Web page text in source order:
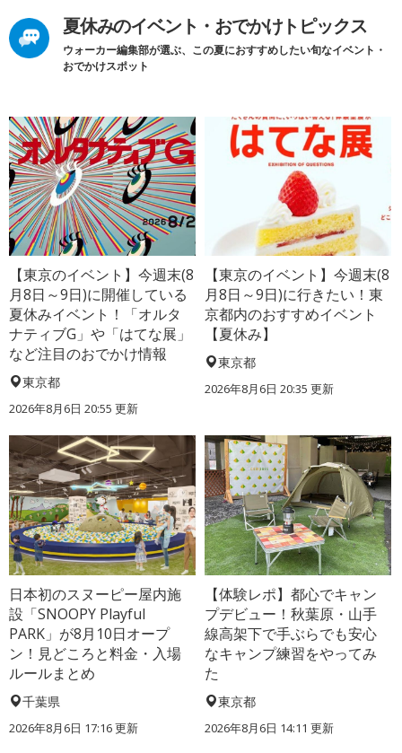
夏休みのイベント・おでかけトピックス
ウォーカー編集部が選ぶ、この夏におすすめしたい旬なイベント・
おでかけスポット
【東京のイベント】今週末(8
月8日～9日)に開催している
夏休みイベント！「オルタ
ナティブG」や「はてな展」
など注目のおでかけ情報
東京都
2026年8月6日 20:55 更新
【東京のイベント】今週末(8
月8日～9日)に行きたい！東
京都内のおすすめイベント
【夏休み】
東京都
2026年8月6日 20:35 更新
日本初のスヌーピー屋内施
設「SNOOPY Playful
PARK」が8月10日オープ
ン！見どころと料金・入場
ルールまとめ
千葉県
2026年8月6日 17:16更新
【体験レポ】都心でキャン
プデビュー！秋葉原・山手
線高架下で手ぶらでも安心
なキャンプ練習をやってみ
た
東京都
2026年8月6日 14:11 更新